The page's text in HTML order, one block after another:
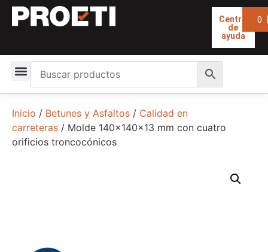
Centro
de
ayuda
0
Inicio / Betunes y Asfaltos / Calidad en
carreteras / Molde 140x140x13 mm con cuatro
orificios troncocónicos